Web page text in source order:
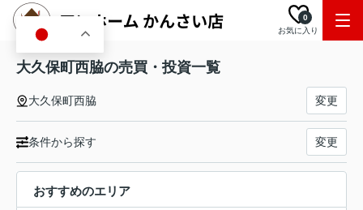
お気に入り
0
大久保町西脇の売買・投資一覧
大久保町西脇 変更
条件から探す 変更
おすすめのエリア